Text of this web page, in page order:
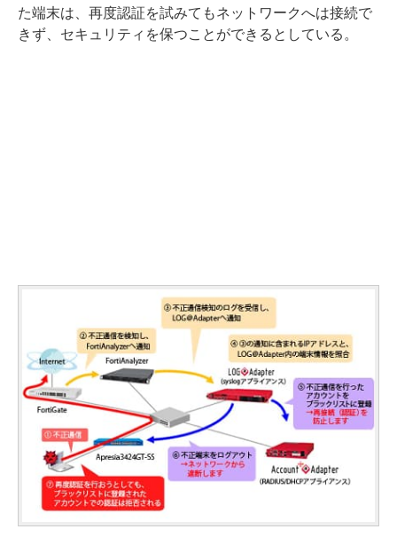
た端末は、再度認証を試みてもネットワークへは接続で
きず、セキュリティを保つことができるとしている。